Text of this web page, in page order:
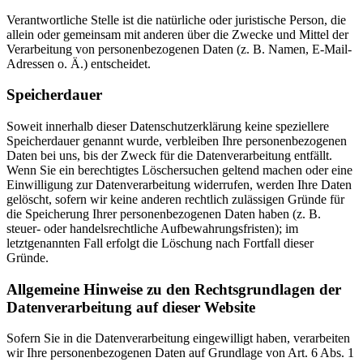
Verantwortliche Stelle ist die natürliche oder juristische Person, die
allein oder gemeinsam mit anderen über die Zwecke und Mittel der
Verarbeitung von personenbezogenen Daten (z. B. Namen, E-Mail-
Adressen o. Ä.) entscheidet.
Speicherdauer
Soweit innerhalb dieser Datenschutzerklärung keine speziellere
Speicherdauer genannt wurde, verbleiben Ihre personenbezogenen
Daten bei uns, bis der Zweck für die Datenverarbeitung entfällt.
Wenn Sie ein berechtigtes Löschersuchen geltend machen oder eine
Einwilligung zur Datenverarbeitung widerrufen, werden Ihre Daten
gelöscht, sofern wir keine anderen rechtlich zulässigen Gründe für
die Speicherung Ihrer personenbezogenen Daten haben (z. B.
steuer- oder handelsrechtliche Aufbewahrungsfristen); im
letztgenannten Fall erfolgt die Löschung nach Fortfall dieser
Gründe.
Allgemeine Hinweise zu den Rechtsgrundlagen der
Datenverarbeitung auf dieser Website
Sofern Sie in die Datenverarbeitung eingewilligt haben, verarbeiten
wir Ihre personenbezogenen Daten auf Grundlage von Art. 6 Abs. 1